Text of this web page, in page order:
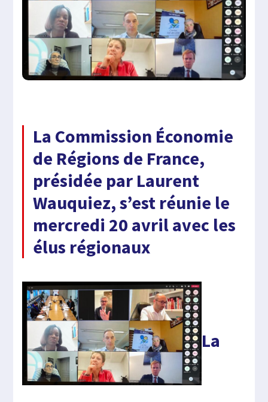
La Commission Économie
de Régions de France,
présidée par Laurent
Wauquiez, s’est réunie le
mercredi 20 avril avec les
élus régionaux
La